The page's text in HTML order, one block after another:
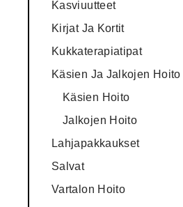
Kasviuutteet
Kirjat Ja Kortit
Kukkaterapiatipat
Käsien Ja Jalkojen Hoito
Käsien Hoito
Jalkojen Hoito
Lahjapakkaukset
Salvat
Vartalon Hoito